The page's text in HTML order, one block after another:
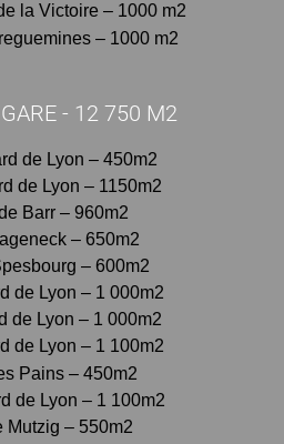
la Victoire – 1000 m2
– 1000 m2
- 12 750 M2
de Lyon – 450m2
de Lyon – 1150m2
Barr – 960m2
– 650m2
– 600m2
de Lyon – 1 000m2
de Lyon – 1 000m2
de Lyon – 1 100m2
Pains – 450m2
de Lyon – 1 100m2
Mutzig – 550m2